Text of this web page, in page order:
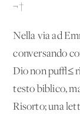
¬†
Nella via ad
conversando
Dio non pu√≤
testo biblico,
Risorto; una